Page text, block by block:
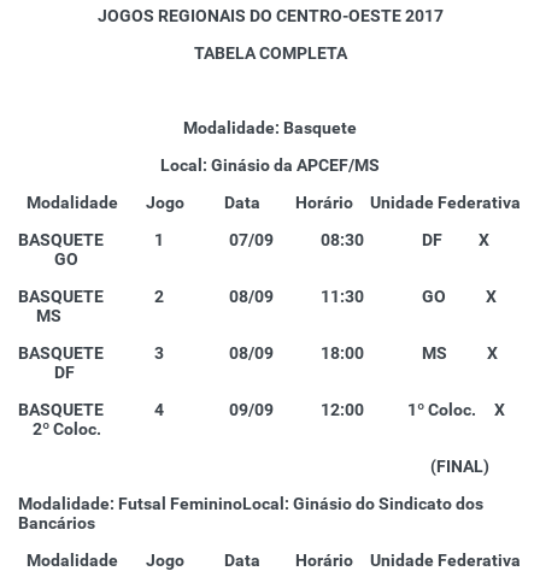
JOGOS REGIONAIS DO CENTRO-OESTE 2017
TABELA COMPLETA
Modalidade: Basquete
Local: Ginásio da APCEF/MS
Modalidade
Jogo Data Horário
Unidade Federativa
BASQUETE 1 07/09 08:30 DF X
GO
BASQUETE 2 08/09 11:30 GO X
MS
BASQUETE 3 08/09 18:00 MS X
DF
BASQUETE 4 09/09 12:00 1º Coloc. X
2º Coloc.
(FINAL)
Modalidade: Futsal FemininoLocal: Ginásio do Sindicato dos
Bancários
Modalidade
Jogo Data Horário
Unidade Federativa